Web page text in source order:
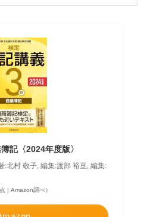
記〈2024年度版〉
:北村 敬子, 編集:渡部 裕亘, 編集:
| Amazon調べ）